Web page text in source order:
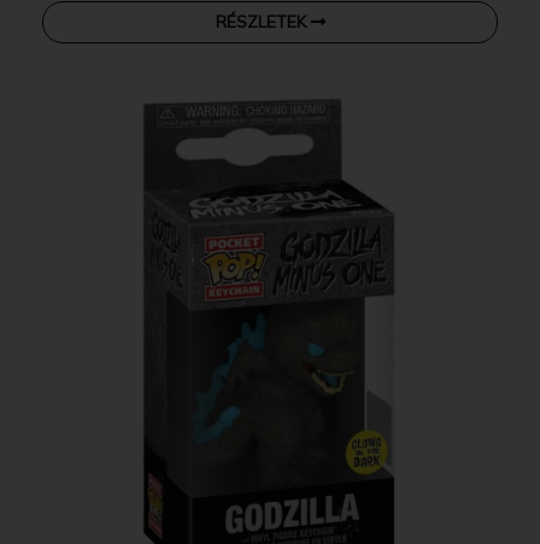
RÉSZLETEK